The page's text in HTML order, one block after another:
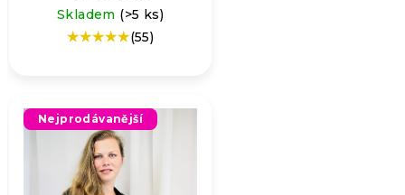
Skladem (>5 ks)
Průměrné
5,0
z
hvězdiček.
(55)
Nejprodávanější